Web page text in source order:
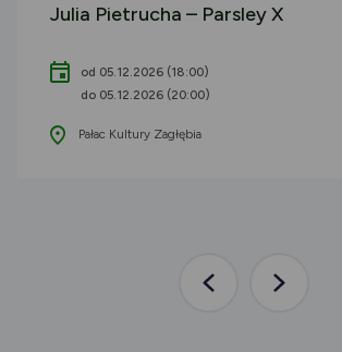
Julia Pietrucha – Parsley X
od 05.12.2026 (18:00)
do 05.12.2026 (20:00)
Pałac Kultury Zagłębia
PoprzedniaNastępna